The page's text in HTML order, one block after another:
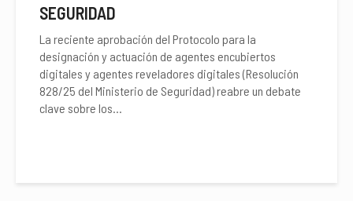
SEGURIDAD
La reciente aprobación del Protocolo para la
designación y actuación de agentes encubiertos
digitales y agentes reveladores digitales (Resolución
828/25 del Ministerio de Seguridad) reabre un debate
clave sobre los...